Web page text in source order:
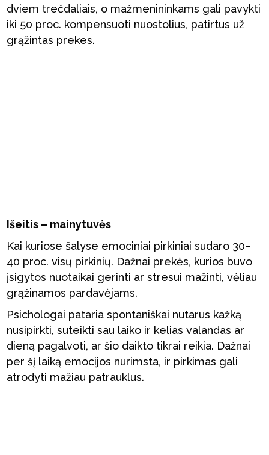
dviem trečdaliais, o mažmenininkams gali pavykti
iki 50 proc. kompensuoti nuostolius, patirtus už
grąžintas prekes.
Išeitis – mainytuvės
Kai kuriose šalyse emociniai pirkiniai sudaro 30–
40 proc. visų pirkinių. Dažnai prekės, kurios buvo
įsigytos nuotaikai gerinti ar stresui mažinti, vėliau
grąžinamos pardavėjams.
Psichologai pataria spontaniškai nutarus kažką
nusipirkti, suteikti sau laiko ir kelias valandas ar
dieną pagalvoti, ar šio daikto tikrai reikia. Dažnai
per šį laiką emocijos nurimsta, ir pirkimas gali
atrodyti mažiau patrauklus.